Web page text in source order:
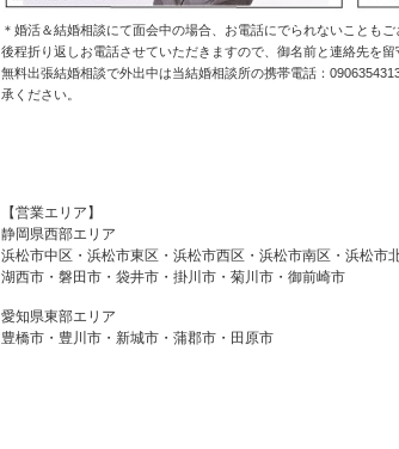
＊婚活＆結婚相談にて面会中の場合、お電話にでられないこともご
後程折り返しお電話させていただきますので、御名前と連絡先を留
無料出張結婚相談で外出中は当結婚相談所の携帯電話：
承ください。
【営業エリア】
静岡県西部エリア
浜松市中区・浜松市東区・浜松市西区・浜松市南区・浜松市
湖西市・磐田市・袋井市・掛川市・菊川市・御前崎市
愛知県東部エリア
豊橋市・豊川市・新城市・蒲郡市・田原市